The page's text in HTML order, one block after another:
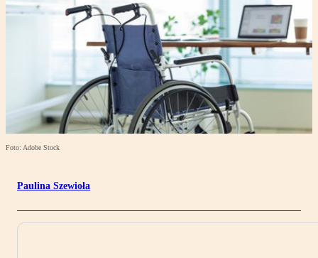
Foto: Adobe Stock
Paulina Szewioła